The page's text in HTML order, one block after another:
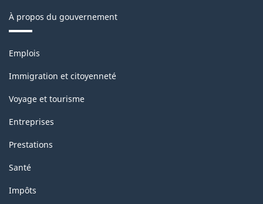
À propos du gouvernement
Thèmes
sujets
Emplois
Immigration et citoyenneté
Voyage et tourisme
Entreprises
Prestations
Santé
Impôts